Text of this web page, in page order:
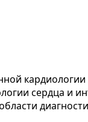
сердца и